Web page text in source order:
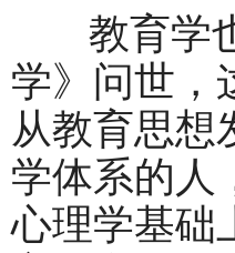
教育学也
学》问世，
从教育思
学体系的人
心理学基础